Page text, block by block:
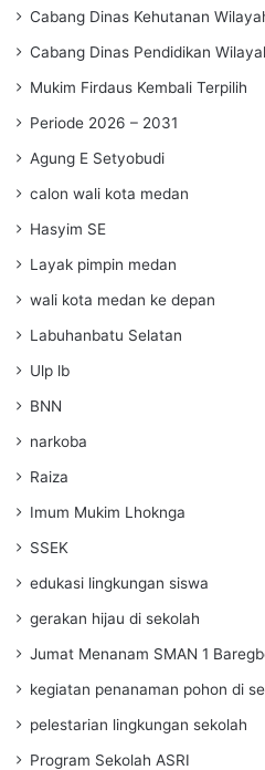
Cabang Dinas Kehutanan
Cabang Dinas Pendidikan
Mukim Firdaus Kembali Terpilih
Periode 2026 – 2031
Agung E Setyobudi
calon wali kota medan
Hasyim SE
Layak pimpin medan
wali kota medan ke depan
Labuhanbatu Selatan
Ulp lb
BNN
narkoba
Raiza
Imum Mukim Lhoknga
SSEK
edukasi lingkungan siswa
gerakan hijau di sekolah
Jumat Menanam SMAN 1
kegiatan penanaman pohon di
pelestarian lingkungan sekolah
Program Sekolah ASRI